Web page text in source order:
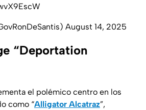
August 14, 2025
“Deportation
el polémico centro en los
como “Alligator Alcatraz”,